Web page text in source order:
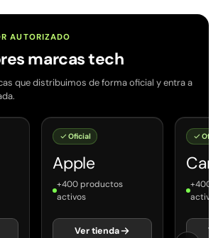
AUTORIZADO
marcas tech
que distribuimos de forma oficial y entra a
Oficial
Apple
+400 productos
activos
Ver tienda
Oficial
+400
activos
Ver